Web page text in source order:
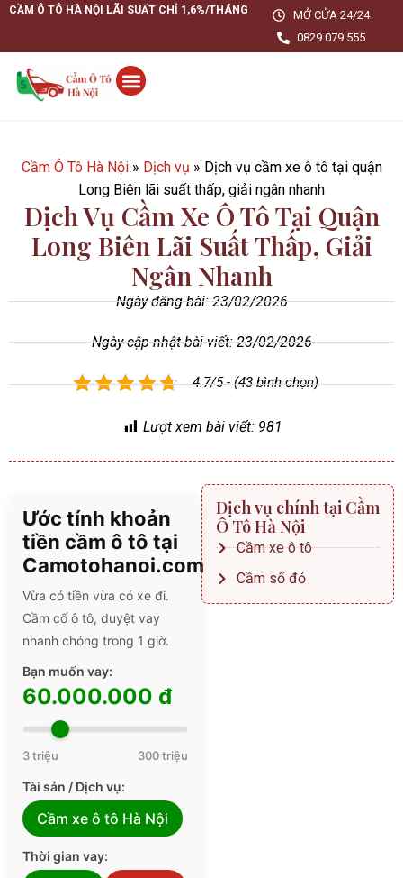
CẦM Ô TÔ HÀ NỘI LÃI SUẤT CHỈ 1,6%/THÁNG
MỞ CỬA 24/24
0829 079 555
Cầm Ô Tô Hà Nội» Dịch vụ » Dịch vụ cầm xe ô tô tại quận
Long Biên lãi suất thấp, giải ngân nhanh
Dịch Vụ Cầm Xe Ô Tô Tại Quận
Long Biên Lãi Suất Thấp, Giải
Ngân Nhanh
Ngày đăng bài: 23/02/2026
Ngày cập nhật bài viết: 23/02/2026
4.7/5 - (43 bình chọn)
Lượt xem bài viết: 981
Ước tính khoản
tiền cầm ô tô tại
Camotohanoi.com
Vừa có tiền vừa có xe đi.
Cầm cố ô tô, duyệt vay
nhanh chóng trong 1 giờ.
Bạn muốn vay:
60.000.000 đ
3 triệu 300 triệu
Tài sản / Dịch vụ:
Cầm xe ô tô Hà Nội
Thời gian vay:
Dịch vụ chính tại Cầm
Ô Tô Hà Nội
Cầm xe ô tô
Cầm số đỏ